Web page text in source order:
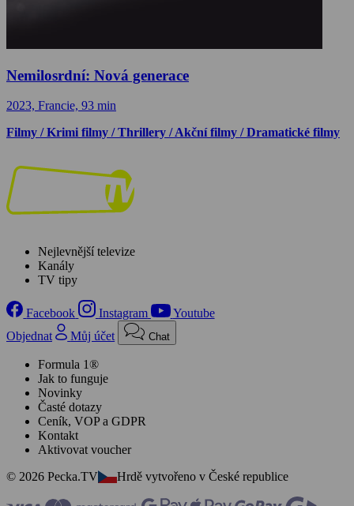
Nemilosrdní: Nová generace
2023, Francie, 93 min
Filmy / Krimi filmy / Thrillery / Akční filmy / Dramatické filmy
Nejlevnější televize
Kanály
TV tipy
Facebook Instagram
Youtube
Objednat
Můj účet Chat
Formula 1®
Jak to funguje
Novinky
Časté dotazy
Ceník, VOP a GDPR
Kontakt
Aktivovat voucher
© 2026 Pecka.TV
Hrdě vytvořeno v České republice